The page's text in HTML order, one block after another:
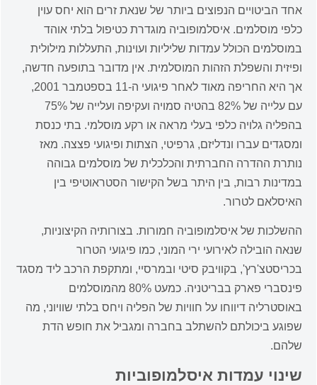
אחד הביטויים הנפוצים ביותר של שנאת זרים הוא יחס עוין
כלפי מוסלמים. איסלמופוביה מוגדרת כטיפול בלתי אוהד
במוסלמים הכולל עמדות שליליות ועוינות, התעללות מילולית
ופיזית והשפלת הזהות המוסלמית. אין מדובר בתופעה חדשה,
אך היא החריפה מאוד לאחר פיגועי ה-11 בספטמבר 2001,
עם עלייה של 82% בהטיה סמויה ועקיפה ועלייה של 75%
בהפליה גלויה כלפי בעלי מראה או רקע מוסלמי. בתי כנסת
ומסגדים עברו ונדליזם, גרפיטי, הצתות ופיגועי פצצה. מאז
נותרת ההדרה החברתית והכלכלית של מוסלמים גבוהה
במדינות רבות, בין היתר בשל הקישור הסטראוטיפי בין
האיסלאם לטרור.
ההשלכות של איסלמופוביה חמורות. בצורותיה הקיצוניות,
שנאה הובילה לאירועי ירי המוני, כמו פיגועי הטרור
בכריסטצ'רץ', בקוויבק סיטי ובמרסיי, ומתקפת הרכב ליד מסגד
פינסברי פארק בבריטניה. כמעט 80% מהמוסלמים
באוסטרליה דיווחו על חוויות של הפליה ויחס בלתי שוויוני, מה
שפוגע ביכולתם להשתלב בחברה ומגביל את חופש הדת
שלהם.
שינוי עמדות איסלמופוביות